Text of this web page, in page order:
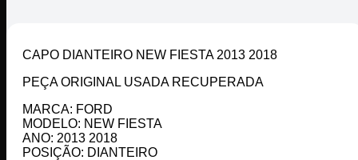
CAPO DIANTEIRO NEW FIESTA 2013 2018
PEÇA ORIGINAL USADA RECUPERADA
MARCA: FORD
MODELO: NEW FIESTA
ANO: 2013 2018
POSIÇÃO: DIANTEIRO